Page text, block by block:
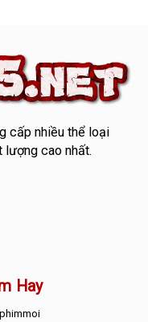
cấp nhiều thể loại
lượng cao nhất.
Hay